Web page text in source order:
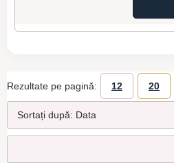
Rezultate pe pagină: 12 20